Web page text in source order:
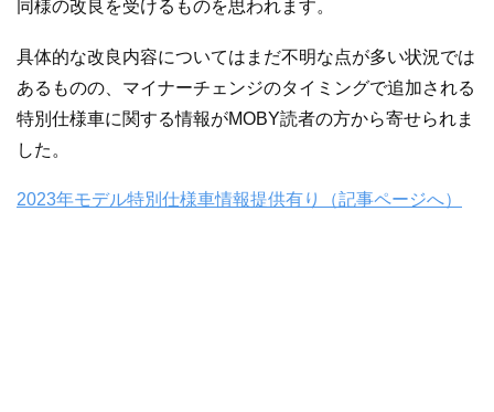
同様の改良を受けるものを思われます。
具体的な改良内容についてはまだ不明な点が多い状況では
あるものの、マイナーチェンジのタイミングで追加される
特別仕様車に関する情報がMOBY読者の方から寄せられま
した。
2023年モデル特別仕様車情報提供有り（記事ページへ）